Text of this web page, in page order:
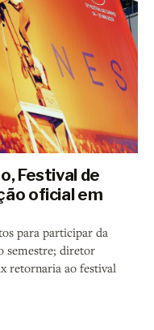
Festival de
oficial em
para participar da
semestre; diretor
retornaria ao festival